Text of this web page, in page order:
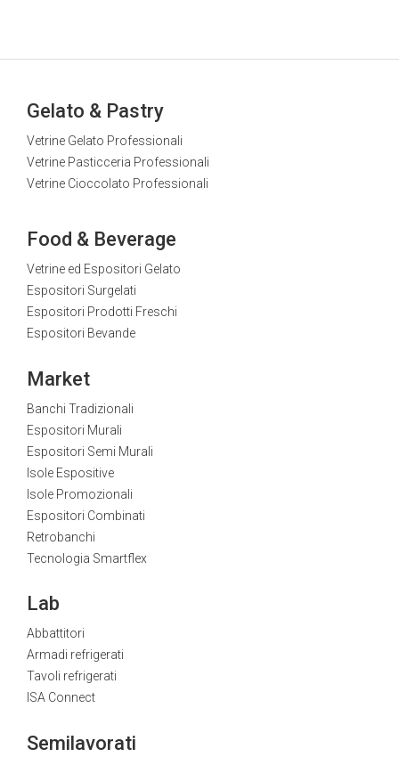
Gelato & Pastry
Vetrine Gelato Professionali
Vetrine Pasticceria Professionali
Vetrine Cioccolato Professionali
Food & Beverage
Vetrine ed Espositori Gelato
Espositori Surgelati
Espositori Prodotti Freschi
Espositori Bevande
Market
Banchi Tradizionali
Espositori Murali
Espositori Semi Murali
Isole Espositive
Isole Promozionali
Espositori Combinati
Retrobanchi
Tecnologia Smartflex
Lab
Abbattitori
Armadi refrigerati
Tavoli refrigerati
ISA Connect
Semilavorati